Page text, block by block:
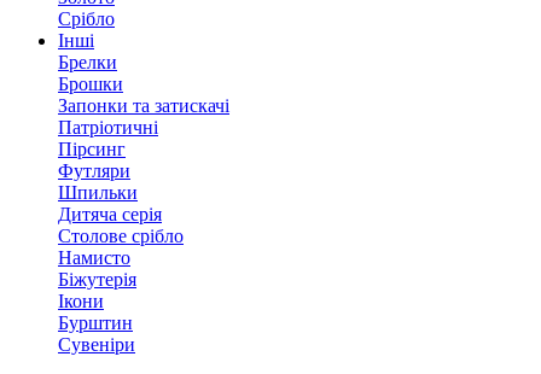
Срібло
Інші
Брелки
Брошки
Запонки та затискачі
Патріотичні
Пірсинг
Футляри
Шпильки
Дитяча серія
Столове срібло
Намисто
Біжутерія
Ікони
Бурштин
Сувеніри